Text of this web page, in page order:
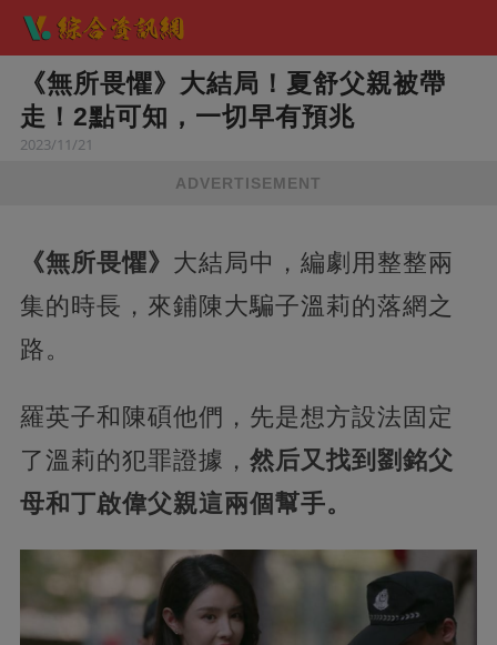
《無所畏懼》大結局！夏舒父親被帶
走！2點可知，一切早有預兆
2023/11/21
ADVERTISEMENT
《無所畏懼》 大結局中，編劇用整整兩
集的時長，來鋪陳大騙子溫莉的落網之
路。
羅英子和陳碩他們，先是想方設法固定
了溫莉的犯罪證據， 然后又找到劉銘父
母和丁啟偉父親這兩個幫手。